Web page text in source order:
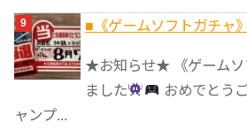
■《ゲームソフトガチャ
★お知らせ★ 《ゲームソ
ました
おめでとう
ャンプ...